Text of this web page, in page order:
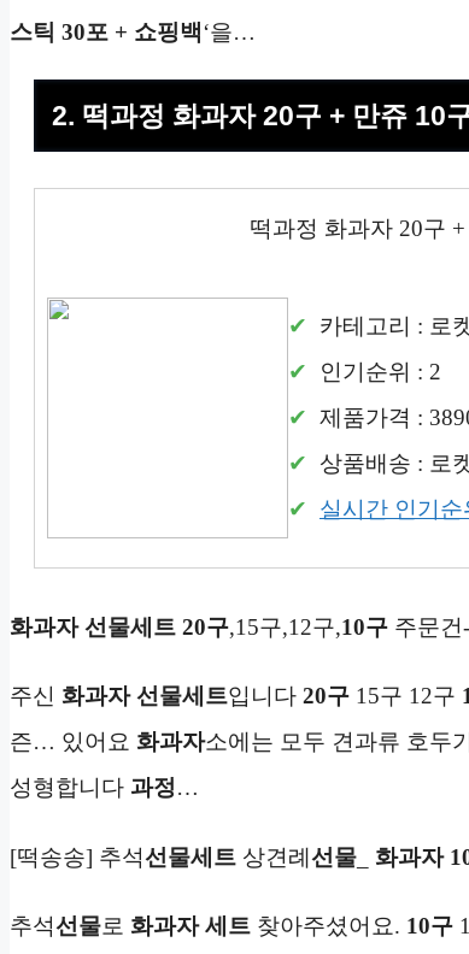
스틱 30포 + 쇼핑백‘을…
2. 떡과정 화과자 20구 + 만쥬 10
떡과정 화과자 20구
카테고리 : 로
인기순위 : 2
제품가격 :
상품배송 : 로
실시간 인기순
화과자 선물세트 20구,15구,12구,10구 주문건
주신 화과자 선물세트입니다 20구 15구 12구
즌… 있어요 화과자소에는 모두 견과류 호두
성형합니다 과정…
[떡송송] 추석선물세트 상견례선물 화과자
추석선물로 화과자 세트 찾아주셨어요. 10구